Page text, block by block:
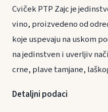
Cviček PTP Zajc je
vino, proizvedeno od
koje uspevaju na uskom
na jedinstven i uverljiv
crne, plave tamjane,
Detaljni podaci